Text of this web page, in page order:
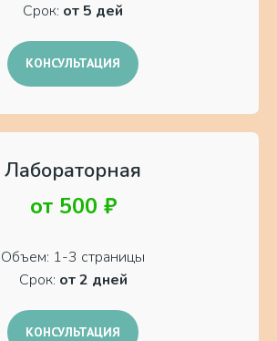
Срок: от 5 дей
КОНСУЛЬТАЦИЯ
Лабораторная
от 500 ₽
Объем: 1-3 страницы
Срок: от 2 дней
КОНСУЛЬТАЦИЯ